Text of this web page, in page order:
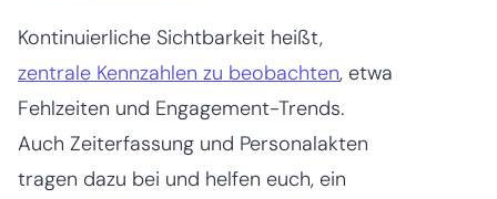
Kontinuierliche Sichtbarkeit heißt,
zentrale Kennzahlen zu beobachten, etwa
Fehlzeiten und Engagement-Trends.
Auch Zeiterfassung und Personalakten
tragen dazu bei und helfen euch, ein